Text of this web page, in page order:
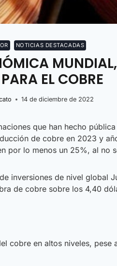
NOTICIAS DESTACADAS
EL COBRE
14 de diciembre de 2022
que han hecho
de cobre en 2023 y
por lo menos un 25%, al no
inversiones de nivel global
de cobre sobre los 4,40
cobre en altos niveles,